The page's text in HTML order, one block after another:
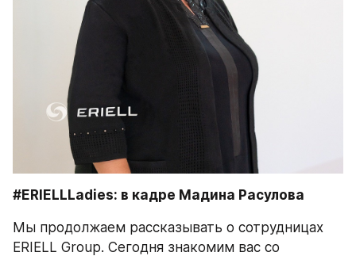
#ERIELLLadies: в кадре Мадина Расулова
Мы продолжаем рассказывать о сотрудницах
ERIELL Group. Сегодня знакомим вас со